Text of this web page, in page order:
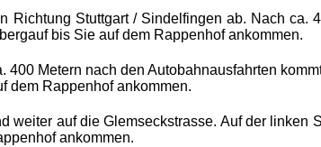
Richtung Stuttgart / Sindelfingen ab. Nach ca.
bis Sie auf dem Rappenhof ankommen.
Metern nach den Autobahnausfahrten
dem Rappenhof ankommen.
auf die Glemseckstrasse. Auf der linken
ankommen.